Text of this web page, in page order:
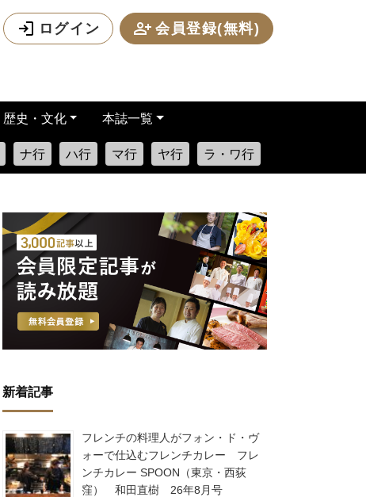
ログイン 会員登録(無料)
歴史・文化 本誌一覧
ナ行 ハ行 マ行 ヤ行 ラ・ワ行
新着記事
フレンチの料理人がフォン・ド・ヴ
ォーで仕込むフレンチカレー フレ
ンチカレー SPOON（東京・西荻
窪） 和田直樹 26年8月号